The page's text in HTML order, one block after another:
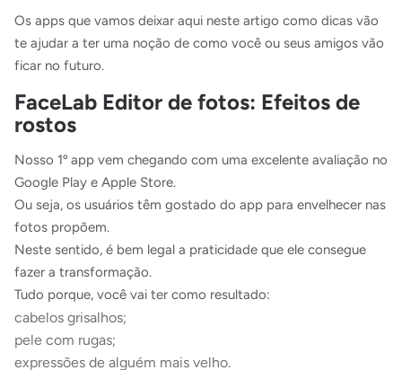
Os apps que vamos deixar aqui neste artigo como dicas vão
te ajudar a ter uma noção de como você ou seus amigos vão
ficar no futuro.
FaceLab Editor de fotos: Efeitos de
rostos
Nosso 1º app vem chegando com uma excelente avaliação no
Google Play e Apple Store.
Ou seja, os usuários têm gostado do app para envelhecer nas
fotos propõem.
Neste sentido, é bem legal a praticidade que ele consegue
fazer a transformação.
Tudo porque, você vai ter como resultado:
cabelos grisalhos;
pele com rugas;
expressões de alguém mais velho.